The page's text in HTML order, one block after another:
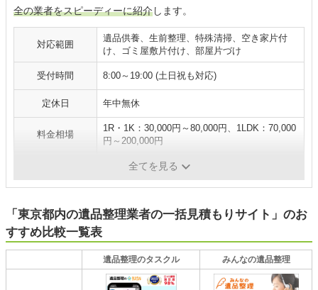
全の業者をスピーディーに紹介します。
対応範囲
遺品供養、生前整理、特殊清掃、空き家片付
け、ゴミ屋敷片付け、部屋片づけ
受付時間 8:00～19:00 (土日祝も対応)
定休日 年中無休
料金相場
1R・1K：30,000円～80,000円、1LDK：70,000
円～200,000円
現金、クレジットカード
全てを見る
「東京都内の遺品整理業者の一括見積もりサイト」のお
すすめ比較一覧表
遺品整理のタスクル みんなの遺品整理